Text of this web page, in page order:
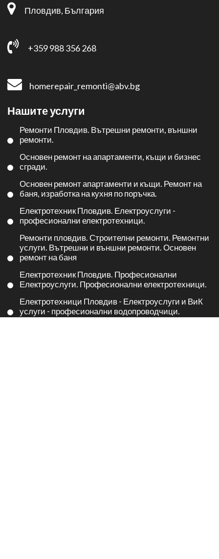
Пловдив, България
+359 988 356 268
homerepair_remonti@abv.bg
Нашите услуги
Ремонти Пловдив. Вътрешни ремонти, външни
ремонти.
Основен ремонт на апартаменти, къщи и бизнес
сгради.
Основен ремонт апартаменти и къщи. Ремонт на
баня, изработка на кухня по поръчка.
Електротехник Пловдив. Електроуслуги -
професионални електротехници.
Ремонти пловдив. Строителни ремонти. Ремонтни
услуги. Вътрешни и външни ремонти. Основен
ремонт на баня
Електротехник Пловдив. Професионални
Електроуслуги. Професионални електротехници.
Електротехници Пловдив - Електроуслуги и ВиК
услуги - професионални водопроводчици.